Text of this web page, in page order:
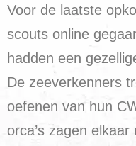
Voor de laatste
scouts online
hadden een
De zeeverkenners
oefenen van hun
orca’s zagen